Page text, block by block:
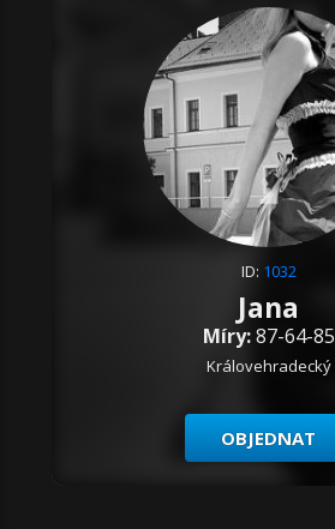
ID: 1032
Jana
Míry:87-64-85
Královehradecký
OBJEDNAT